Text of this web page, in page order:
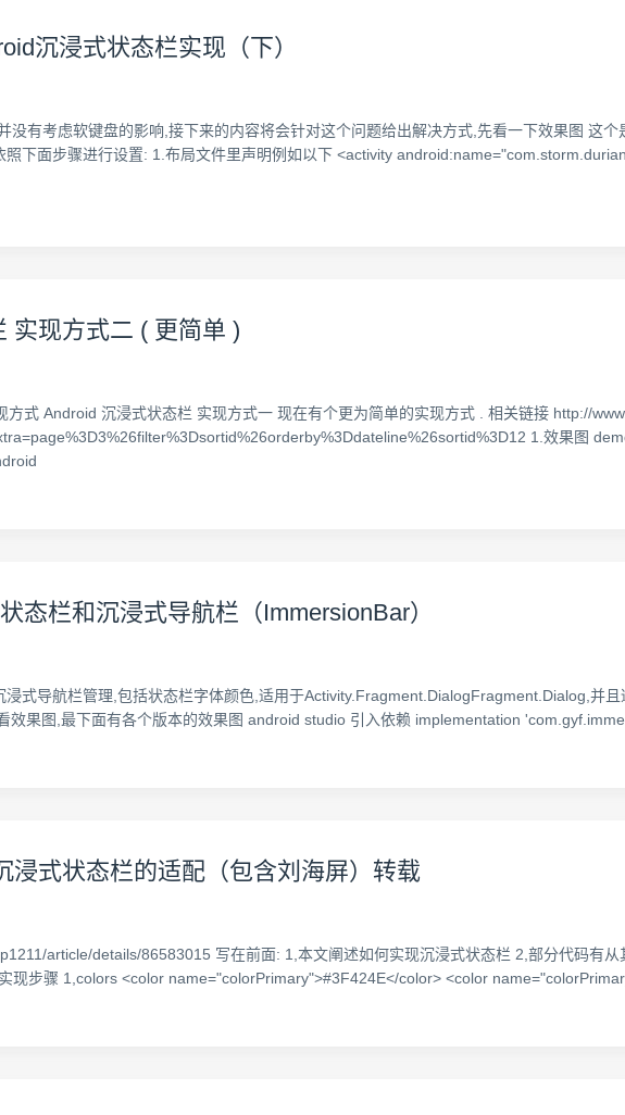
沉浸式状态栏实现（下）
没有考虑软键盘的影响,接下来的内容将会针对这个问题给出解决方式,先看一下效果图 这
下面步骤进行设置: 1.布局文件里声明例如以下 <activity
实现方式二 ( 更简单 )
方式 Android 沉浸式状态栏 实现方式一 现在有个更为简单的实现方式 . 相关链接 http://
1.效果图
态栏和沉浸式导航栏（ImmersionBar）
式导航栏管理,包括状态栏字体颜色,适用于Activity.Fragment.DialogFragment.Dialog,并
效果图,最下面有各个版本的效果图 android studio 引入依赖 implementation
浸式状态栏的适配（包含刘海屏）转载
article/details/86583015 写在前面: 1,本文阐述如何实现沉浸式状态栏 2,部分代码有
现步骤 1,colors <color name="colorPrimary">#3F424E</color> <color